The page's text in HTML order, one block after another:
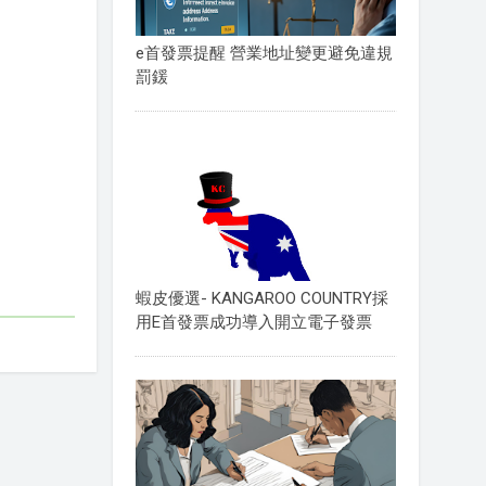
e首發票提醒 營業地址變更避免違規
罰鍰
蝦皮優選- KANGAROO COUNTRY採
用E首發票成功導入開立電子發票